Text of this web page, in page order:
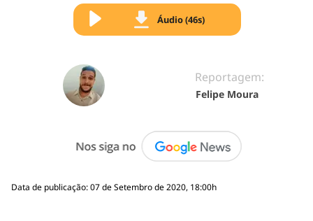
Áudio (46s)
Reportagem:
Felipe Moura
Data de publicação: 07 de Setembro de 2020, 18:00h